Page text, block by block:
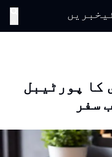
کا پورٹیبل
سفر